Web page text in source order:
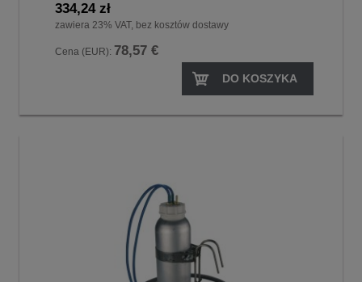
334,24 zł
zawiera 23% VAT, bez kosztów dostawy
Cena (EUR): 78,57 €
DO KOSZYKA